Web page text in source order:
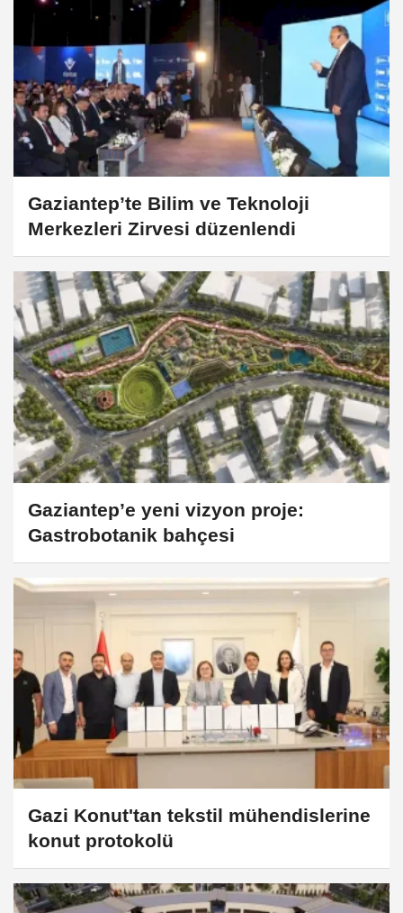
Gaziantep’te Bilim ve Teknoloji
Merkezleri Zirvesi düzenlendi
Gaziantep’e yeni vizyon proje:
Gastrobotanik bahçesi
Gazi Konut'tan tekstil mühendislerine
konut protokolü